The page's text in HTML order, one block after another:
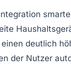
deutlich
der Nutzer